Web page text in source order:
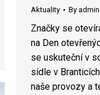
Aktuality By admin
Značky se
na Den
se uskuteční v
sídle v
naše provozy a